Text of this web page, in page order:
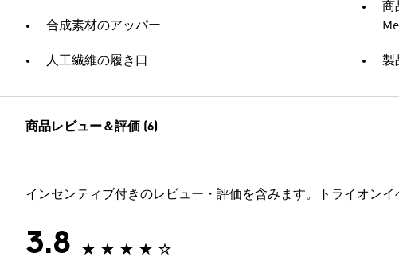
合成素材のアッパー
人工繊維の履き口
商
製
商品レビュー＆評価 (6)
インセンティブ付きのレビュー・評価を含みます。トライオン
3.8